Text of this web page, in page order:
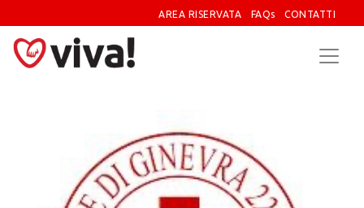
AREA RISERVATA FAQs CONTATTI